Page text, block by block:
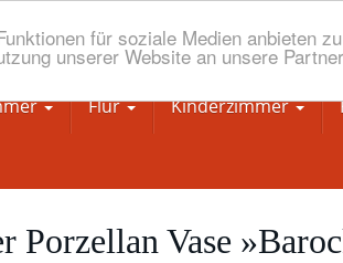
für soziale Medien anbieten
unserer Website an unsere
Flur Kinderzimmer
Porzellan Vase